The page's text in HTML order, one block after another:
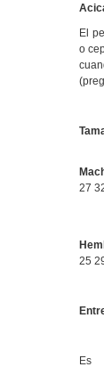
El
o
27
25
Es